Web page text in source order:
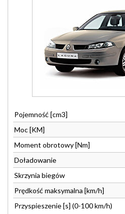
Pojemność [cm3]
Moc [KM]
Moment obrotowy [Nm]
Doładowanie
Skrzynia biegów
Prędkość maksymalna [km/h]
Przyspieszenie [s] (0-100 km/h)